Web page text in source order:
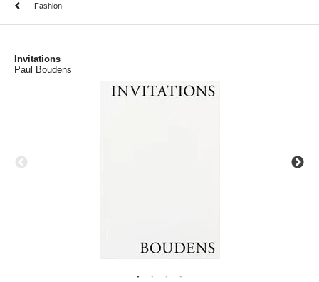
Fashion
Invitations
Paul Boudens